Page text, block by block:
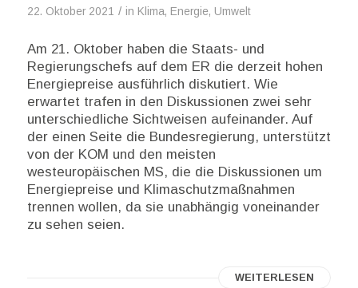
22. Oktober 2021 / in Klima, Energie, Umwelt
Am 21. Oktober haben die Staats- und
Regierungschefs auf dem ER die derzeit hohen
Energiepreise ausführlich diskutiert. Wie
erwartet trafen in den Diskussionen zwei sehr
unterschiedliche Sichtweisen aufeinander. Auf
der einen Seite die Bundesregierung, unterstützt
von der KOM und den meisten
westeuropäischen MS, die die Diskussionen um
Energiepreise und Klimaschutzmaßnahmen
trennen wollen, da sie unabhängig voneinander
zu sehen seien.
WEITERLESEN